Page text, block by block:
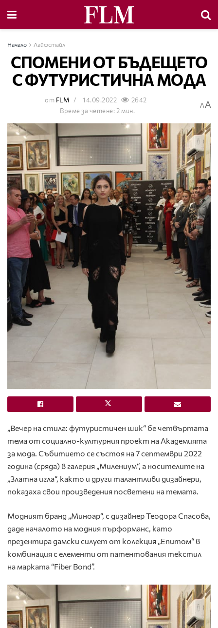
Начало Лайфстайл
СПОМЕНИ ОТ БЪДЕЩЕТО
С ФУТУРИСТИЧНА МОДА
от FLM 14.09.2022
2642
Време за четене: 2 мин.
AA
„Вечер на стила: футуристичен шик“ бе четвъртата
тема от социално-културния проект на Академията
за мода. Събитието се състоя на 7 септември 2022
година (сряда) в галерия „Милениум“, а носителите на
„Златна игла“, както и други талантливи дизайнери,
показаха свои произведения посветени на темата.
Модният бранд „Миноар“, с дизайнер Теодора Спасова,
даде началото на модния пърформанс, като
презентира дамски силует от колекция „Епитом“ в
комбинация с елементи от патентования текстил
на марката “Fiber Bond”.